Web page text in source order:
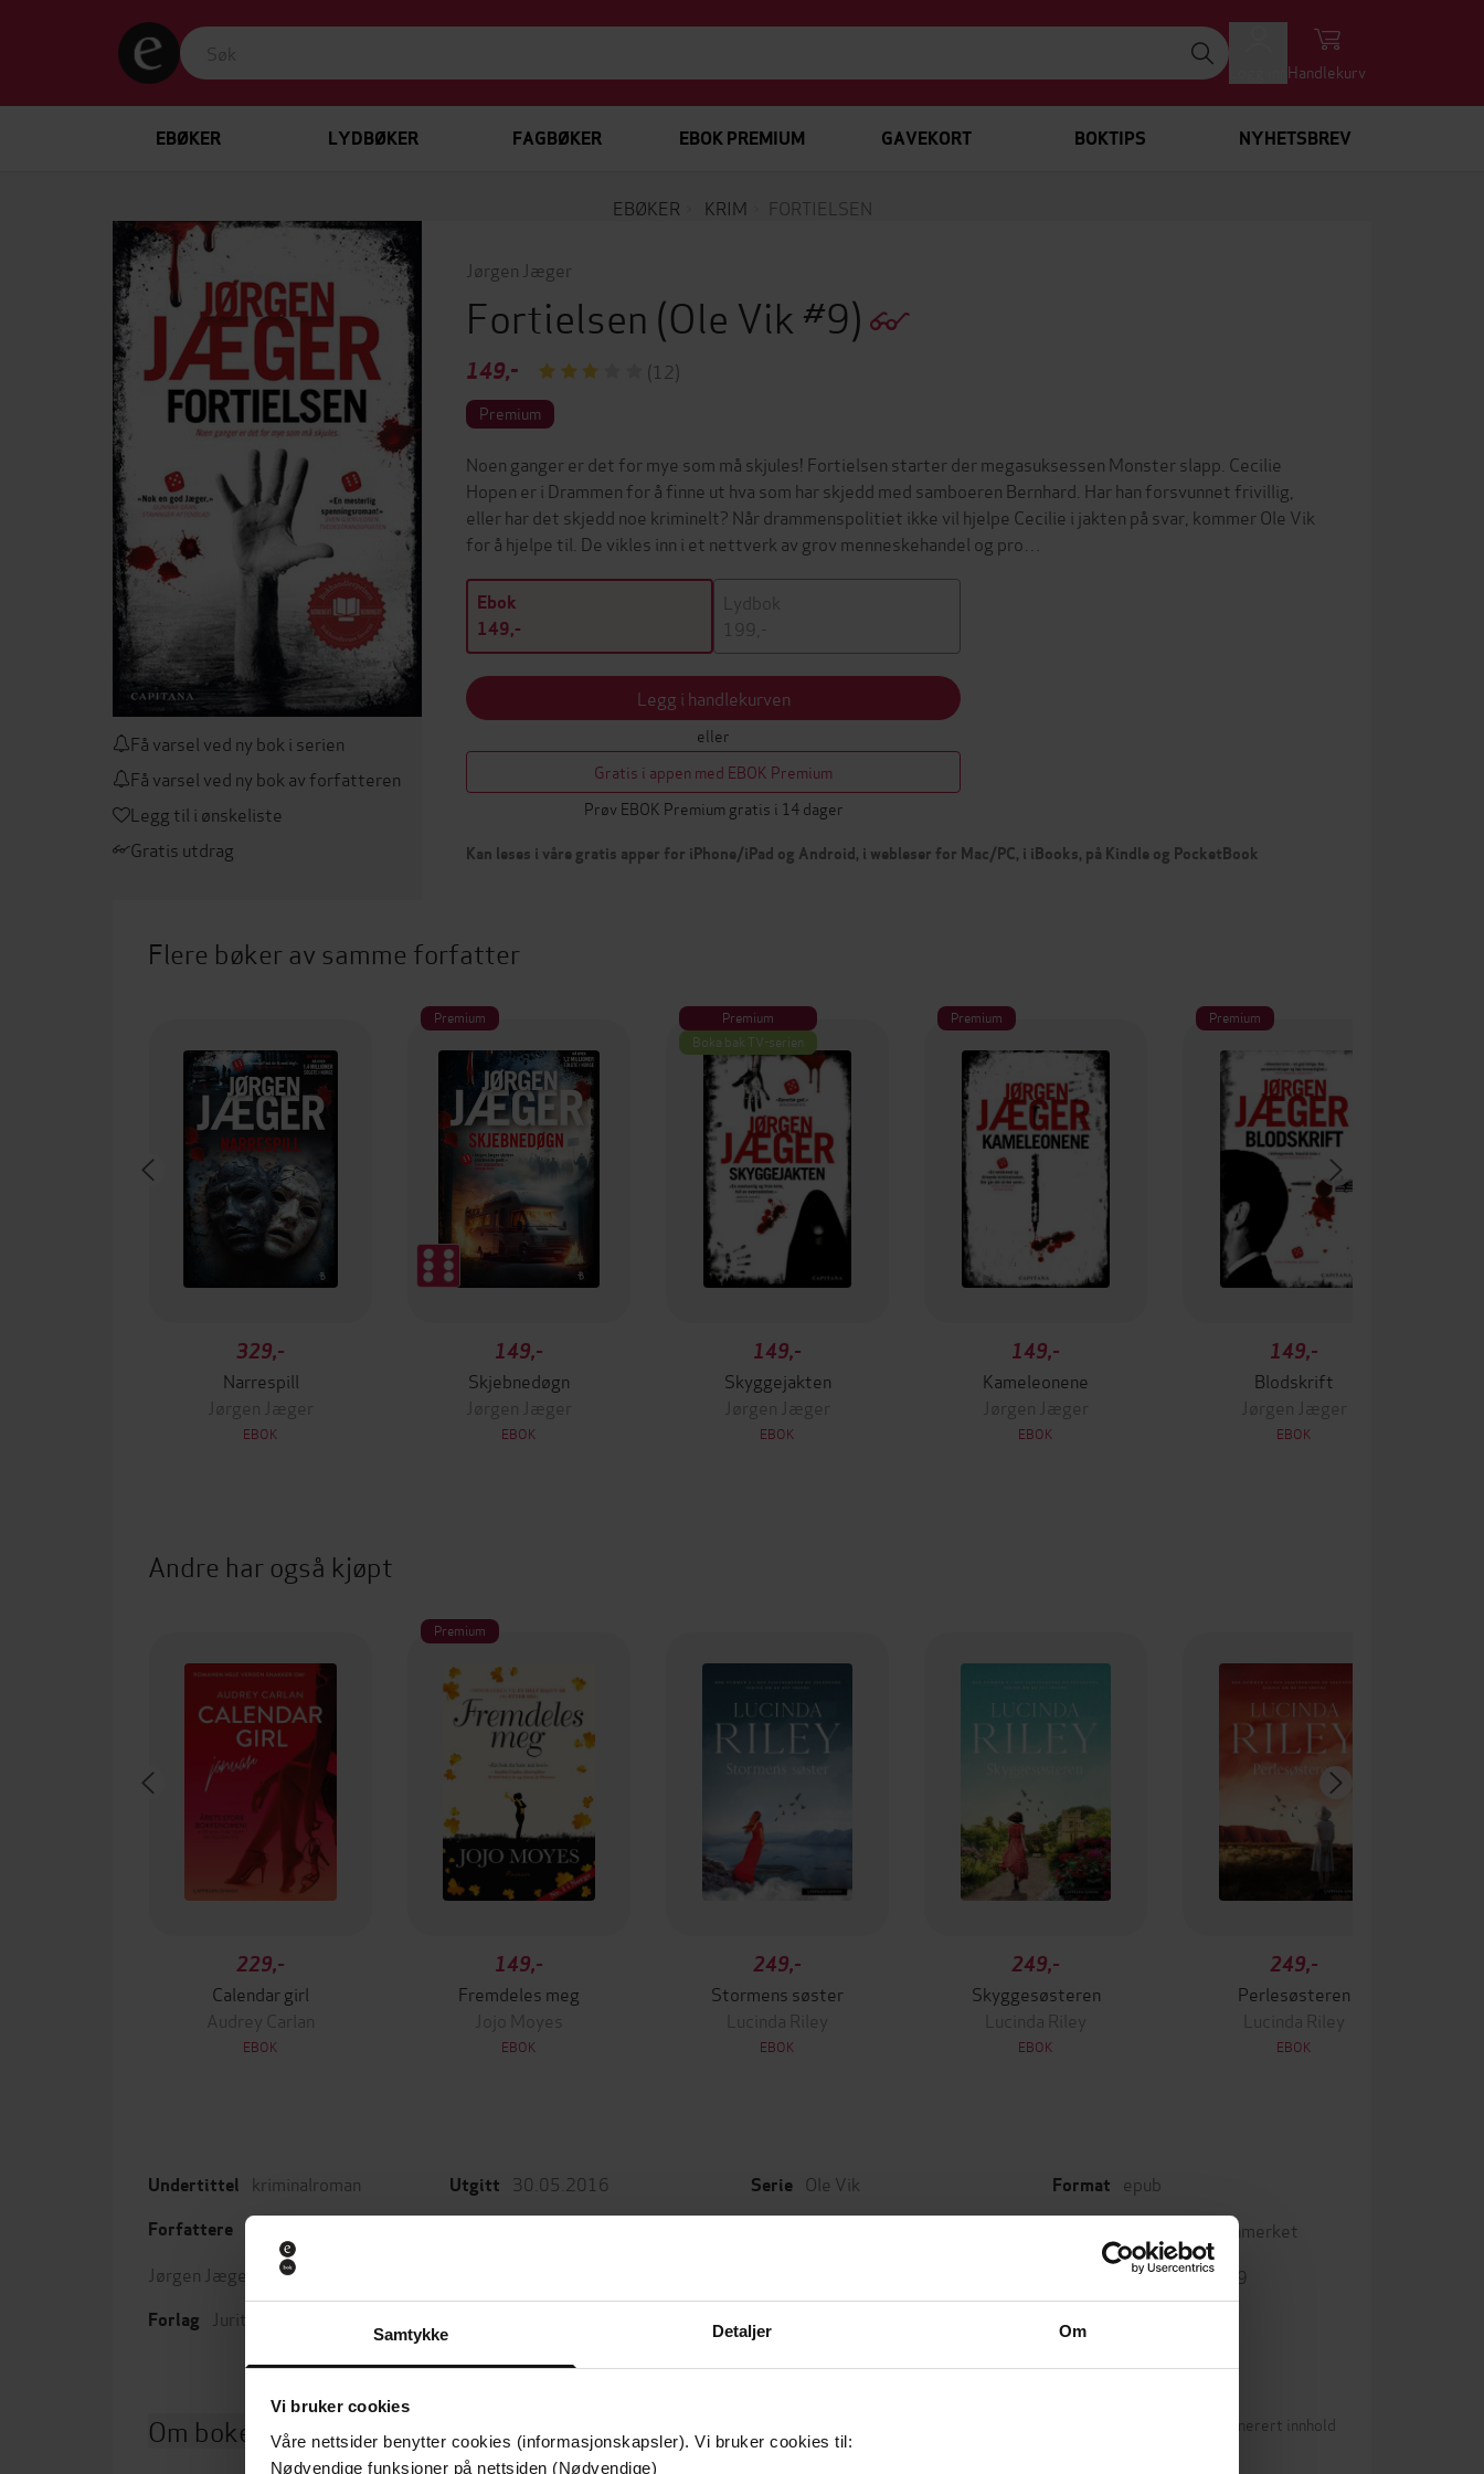
Samtykke Detaljer Om
Vi bruker cookies
Våre nettsider benytter cookies (informasjonskapsler). Vi bruker cookies til:
Nødvendige funksjoner på nettsiden (Nødvendige)
Handlekurv
EBØKER LYDBØKER FAGBØKER EBOK PREMIUM GAVEKORT BOKTIPS NYHETSBREV
EBØKER KRIM FORTIELSEN
Få varsel ved ny bok i serien
Få varsel ved ny bok av forfatteren
Legg til i ønskeliste
Gratis utdrag
Jørgen Jæger
Fortielsen (Ole Vik #9)
149,- (12)
Premium
Noen ganger er det for mye som må skjules! Fortielsen starter der megasuksessen Monster slapp. Cecilie
Hopen er i Drammen for å finne ut hva som har skjedd med samboeren Bernhard. Har han forsvunnet frivillig,
eller har det skjedd noe kriminelt? Når drammenspolitiet ikke vil hjelpe Cecilie i jakten på svar, kommer Ole Vik
for å hjelpe til. De vikles inn i et nettverk av grov menneskehandel og pro…
Ebok
149,-
Lydbok
199,-
Legg i handlekurven
eller
Gratis i appen med EBOK Premium
Prøv EBOK Premium gratis i 14 dager
Kan leses i våre gratis apper for iPhone/iPad og Android, i webleser for Mac/PC, i iBooks, på Kindle og PocketBook
Flere bøker av samme forfatter
329,-
Narrespill
Jørgen Jæger
EBOK
Premium
149,-
Skjebnedøgn
Jørgen Jæger
EBOK
Premium
Boka bak TV-serien
149,-
Skyggejakten
Jørgen Jæger
EBOK
Premium
149,-
Kameleonene
Jørgen Jæger
EBOK
Premium
149,-
Blodskrift
Jørgen Jæger
EBOK
Andre har også kjøpt
229,-
Calendar girl
Audrey Carlan
EBOK
Premium
149,-
Fremdeles meg
Jojo Moyes
EBOK
249,-
Stormens søster
Lucinda Riley
EBOK
249,-
Skyggesøsteren
Lucinda Riley
EBOK
249,-
Perlesøsteren
Lucinda Riley
EBOK
Undertittel kriminalroman
Forfattere
Jørgen Jæger (forfatter)
Forlag Juritzen forlag
Utgitt 30.05.2016 Serie Ole Vik Format epub
Vannmerket
9788282058919
Om boken Leservurderinger Betingelser for brukergenerert innhold